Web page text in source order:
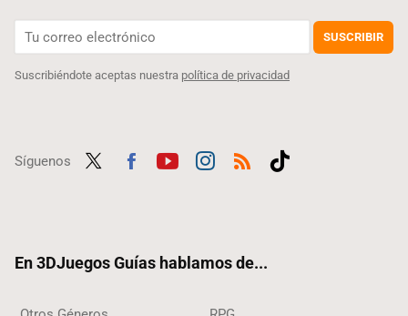
SUSCRIBIR
Suscribiéndote aceptas nuestra política de privacidad
Síguenos
En 3DJuegos Guías hablamos de...